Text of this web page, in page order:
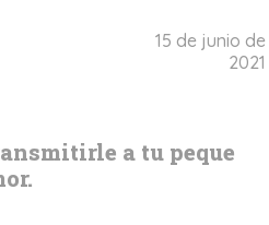
15 de junio de
2021
a tu peque